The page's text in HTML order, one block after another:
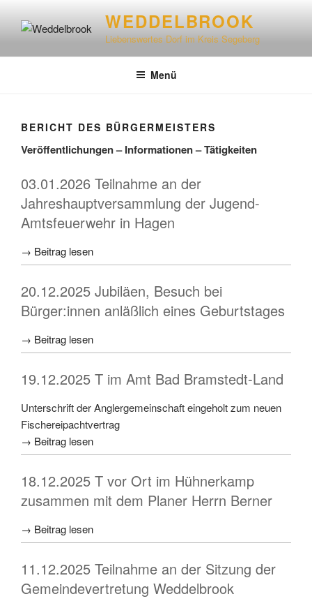
WEDDELBROOK
Liebenswertes Dorf im Kreis Segeberg
Menü
BERICHT DES BÜRGERMEISTERS
Veröffentlichungen – Informationen – Tätigkeiten
03.01.2026 Teilnahme an der
Jahreshauptversammlung der Jugend-
Amtsfeuerwehr in Hagen
→ Beitrag lesen
20.12.2025 Jubiläen, Besuch bei
Bürger:innen anläßlich eines Geburtstages
→ Beitrag lesen
19.12.2025 T im Amt Bad Bramstedt-Land
Unterschrift der Anglergemeinschaft eingeholt zum neuen
Fischereipachtvertrag
→ Beitrag lesen
18.12.2025 T vor Ort im Hühnerkamp
zusammen mit dem Planer Herrn Berner
→ Beitrag lesen
11.12.2025 Teilnahme an der Sitzung der
Gemeindevertretung Weddelbrook